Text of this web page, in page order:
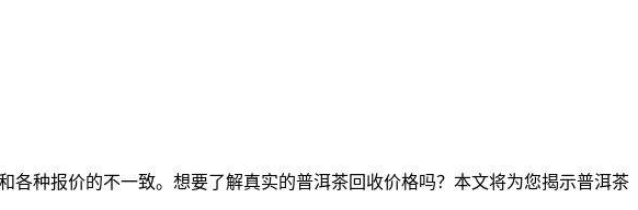
种报价的不一致。想要了解真实的普洱茶回收价格吗？本文将为您揭示普洱茶